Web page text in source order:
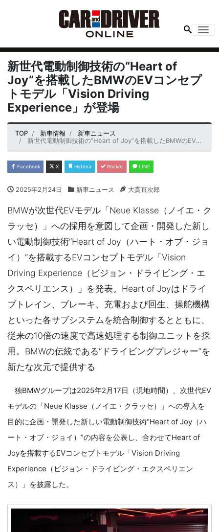
新世代電動制御技術の“Heart of
Joy”を搭載したBMWのEVコンセプ
トモデル「Vision Driving
Experience」が登場
TOP 新車情報
新車ニュース
新世代電動制御技術の“Heart of Joy”を搭載したBMWのEVコンセプトモデル「Vision Driving Experience」が登場
Facebook X Hatena Pocket LINE
2025年2月24日 新車ニュース 大貫直次郎
BMWが次世代EVモデル「Neue Klasse（ノイエ・ク
ラッセ）」への採用を意図して企画・開発した新し
い電動制御技術“Heart of Joy（ハート・オブ・ジョ
イ）”を搭載するEVコンセプトモデル「Vision
Driving Experience（ビジョン・ドライビング・エ
クスペリエンス）」を発表。Heart of Joyはドライ
ブトレイン、ブレーキ、充電および回生、操舵機構
といった各サブシステムを統合制御するとともに、
従来の10倍の速度で高速処理する制御ユニットを採
用。BMWの伝統である“ドライビングプレジャー”を
新たな次元で提供する
独BMWグループは2025年2月17日（現地時間）、次世代EV
モデルの「Neue Klasse（ノイエ・クラッセ）」への導入を
目的に企画・開発した新しい電動制御技術“Heart of Joy（ハ
ート・オブ・ジョイ）”の内容を公表し、合わせてHeart of
Joyを搭載するEVコンセプトモデル「Vision Driving
Experience（ビジョン・ドライビング・エクスペリエン
ス）」を披露した。